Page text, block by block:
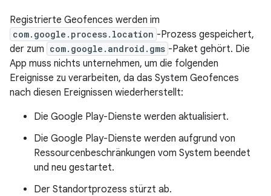
Registrierte Geofences werden im
com.google.process.location -Prozess gespeichert,
der zum com.google.android.gms -Paket gehört. Die
App muss nichts unternehmen, um die folgenden
Ereignisse zu verarbeiten, da das System Geofences
nach diesen Ereignissen wiederherstellt:
Die Google Play-Dienste werden aktualisiert.
Die Google Play-Dienste werden aufgrund von
Ressourcenbeschränkungen vom System beendet
und neu gestartet.
Der Standortprozess stürzt ab.